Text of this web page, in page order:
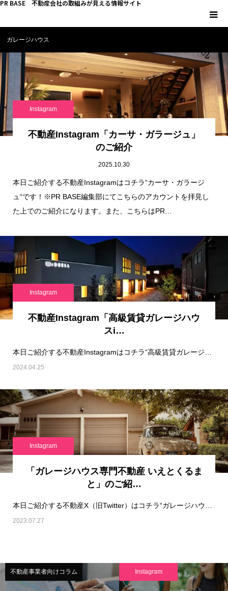
PR BASE 不動産会社の取組みが見える情報サイト
ガレージハウス
Instagram
不動産Instagram「カーサ・ガラージュ」
のご紹介
2025.10.30
本日ご紹介する不動産Instagramはコチラ“カーサ・ガラージ
ュ“です！※PR BASE編集部にてこちらのアカウントを拝見し
た上でのご紹介になります。また、こちらはPR…
Instagram
不動産Instagram「高級賃貸ガレージハウ
スi…
2024.04.25
Instagram
「ガレージハウス専門不動産 いえとくるま
と」のご紹…
2023.07.27
不動産事業者向けコラム Instagram
HOME
PR BASEとは
キーマンインタビュー
不動産 YouTube
不動産関連調査
不動産事業者向けコラム